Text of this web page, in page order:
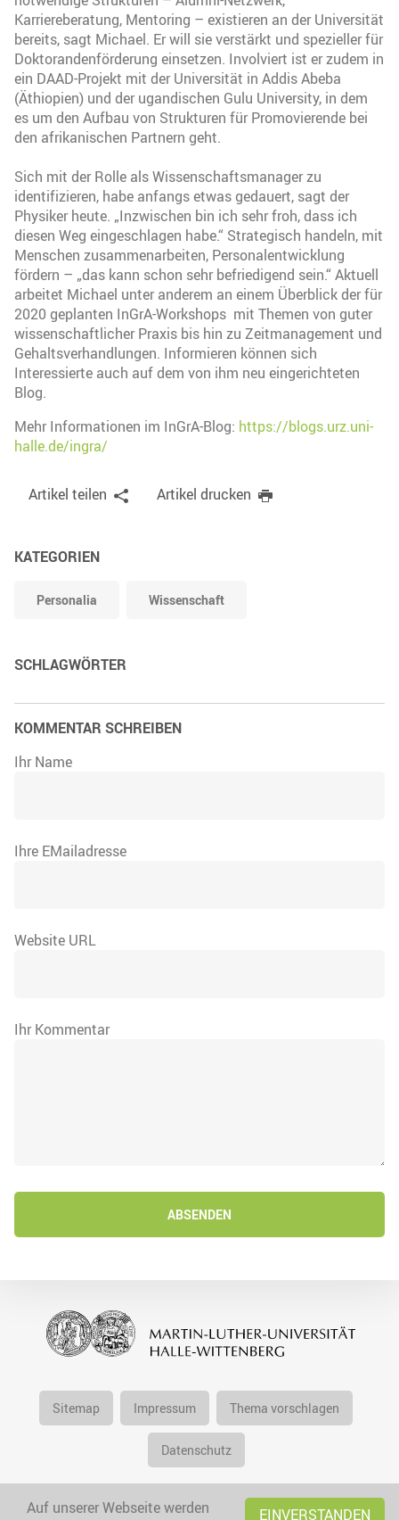
Karriereberatung, Mentoring – existieren an der Universität
bereits, sagt Michael. Er will sie verstärkt und spezieller für
Doktorandenförderung einsetzen. Involviert ist er zudem in
ein DAAD-Projekt mit der Universität in Addis Abeba
(Äthiopien) und der ugandischen Gulu University, in dem
es um den Aufbau von Strukturen für Promovierende bei
den afrikanischen Partnern geht.
Sich mit der Rolle als Wissenschaftsmanager zu
identifizieren, habe anfangs etwas gedauert, sagt der
Physiker heute. „Inzwischen bin ich sehr froh, dass ich
diesen Weg eingeschlagen habe.“ Strategisch handeln, mit
Menschen zusammenarbeiten, Personalentwicklung
fördern – „das kann schon sehr befriedigend sein.“ Aktuell
arbeitet Michael unter anderem an einem Überblick der für
2020 geplanten InGrA-Workshops mit Themen von guter
wissenschaftlicher Praxis bis hin zu Zeitmanagement und
Gehaltsverhandlungen. Informieren können sich
Interessierte auch auf dem von ihm neu eingerichteten
Blog.
Mehr Informationen im InGrA-Blog: https://blogs.urz.uni-
halle.de/ingra/
Artikel teilen Artikel drucken
KATEGORIEN
Personalia Wissenschaft
SCHLAGWÖRTER
KOMMENTAR SCHREIBEN
Ihr Name
Ihre EMailadresse
Website URL
Ihr Kommentar
ABSENDEN
Sitemap Impressum Thema vorschlagen
Datenschutz
Auf unserer Webseite werden
EINVERSTANDEN